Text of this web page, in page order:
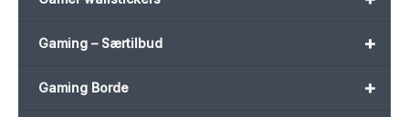
+
Gaming – Særtilbud
+
Gaming Borde